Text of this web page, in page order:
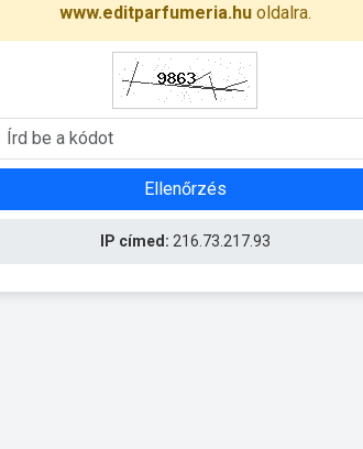
www.editparfumeria.huoldalra.
Ellenőrzés
IP címed: 216.73.217.93